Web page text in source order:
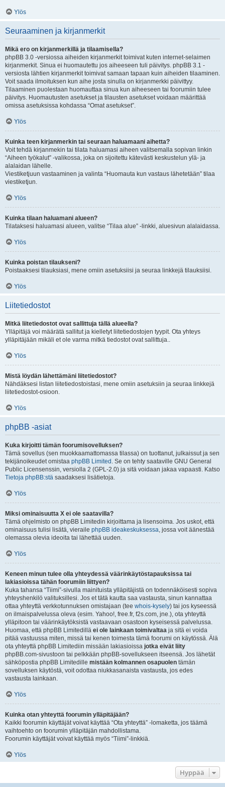
Ylös
Seuraaminen ja kirjanmerkit
Mikä ero on kirjanmerkillä ja tilaamisella?
phpBB 3.0 -versiossa aiheiden kirjanmerkit toimivat kuten internet-selaimen
kirjanmerkit. Sinua ei huomautettu jos aiheeseen tuli päivitys. phpBB 3.1 -
versiosta lähtien kirjanmerkit toimivat samaan tapaan kuin aiheiden tilaaminen.
Voit saada ilmoituksen kun aihe josta sinulla on kirjanmerkki päivittyy.
Tilaaminen puolestaan huomauttaa sinua kun aiheeseen tai foorumiin tulee
päivitys. Huomautusten asetukset ja tilausten asetukset voidaan määrittää
omissa asetuksissa kohdassa “Omat asetukset”.
Ylös
Kuinka teen kirjanmerkin tai seuraan haluamaani aihetta?
Voit tehdä kirjanmekin tai tilata haluamasi aiheen valitsemalla sopivan linkin
“Aiheen työkalut” -valikossa, joka on sijoitettu kätevästi keskustelun ylä- ja
alalaidan lähelle.
Viestiketjuun vastaaminen ja valinta “Huomauta kun vastaus lähetetään” tilaa
viestiketjun.
Ylös
Kuinka tilaan haluamani alueen?
Tilataksesi haluamasi alueen, valitse “Tilaa alue” -linkki, aluesivun alalaidassa.
Ylös
Kuinka poistan tilaukseni?
Poistaaksesi tilauksiasi, mene omiin asetuksiisi ja seuraa linkkejä tilauksiisi.
Ylös
Liitetiedostot
Mitkä liitetiedostot ovat sallittuja tällä alueella?
Ylläpitäjä voi määrätä sallitut ja kielletyt liitetiedostojen tyypit. Ota yhteys
ylläpitäjään mikäli et ole varma mitkä tiedostot ovat sallittuja..
Ylös
Mistä löydän lähettämäni liitetiedostot?
Nähdäksesi listan liitetiedostoistasi, mene omiin asetuksiin ja seuraa linkkejä
liitetiedostot-osioon.
Ylös
phpBB -asiat
Kuka kirjoitti tämän foorumisovelluksen?
Tämä sovellus (sen muokkaamattomassa tilassa) on tuottanut, julkaissut ja sen
tekijänoikeudet omistaa phpBB Limited . Se on tehty saataville GNU General
Public Licensenssin, versiolla 2 (GPL-2.0) ja sitä voidaan jakaa vapaasti. Katso
Tietoja phpBB:stä saadaksesi lisätietoja.
Ylös
Miksi ominaisuutta X ei ole saatavilla?
Tämä ohjelmisto on phpBB Limitedin kirjoittama ja lisensoima. Jos uskot, että
ominaisuus tulisi lisätä, vieraile phpBB ideakeskuksessa, jossa voit äänestää
olemassa olevia ideoita tai lähettää uuden.
Ylös
Keneen minun tulee olla yhteydessä väärinkäytöstapauksissa tai
lakiasioissa tähän foorumiin liittyen?
Kuka tahansa “Tiimi”-sivulla mainituista ylläpitäjistä on todennäköisesti sopiva
yhteyshenkilö valituksillesi. Jos et tätä kautta saa vastausta, sinun kannattaa
ottaa yhteyttä verkkotunnuksen omistajaan (tee whois-kysely) tai jos kyseessä
on ilmaispalvelussa oleva (esim. Yahoo!, free.fr, f2s.com, jne.), ota yhteyttä
ylläpitoon tai väärinkäytöksistä vastaavaan osastoon kyseisessä palvelussa.
Huomaa, että phpBB Limitedillä ei ole lainkaan toimivaltaa ja sitä ei voida
pitää vastuussa miten, missä tai kenen toimesta tämä foorumi on käytössä. Älä
ota yhteyttä phpBB Limitediin missään lakiasioissa jotka eivät liity
phpBB.com-sivustoon tai pelkkään phpBB-sovellukseen itseensä. Jos lähetät
sähköpostia phpBB Limitedille mistään kolmannen osapuolen tämän
sovelluksen käytöstä, voit odottaa niukkasanaista vastausta, jos edes
vastausta lainkaan.
Ylös
Kuinka otan yhteyttä foorumin ylläpitäjään?
Kaikki foorumin käyttäjät voivat käyttää “Ota yhteyttä” -lomaketta, jos täämä
vaihtoehto on foorumin ylläpitäjän mahdollistama.
Foorumin käyttäjät voivat käyttää myös “Tiimi”-linkkiä.
Ylös
Hyppää